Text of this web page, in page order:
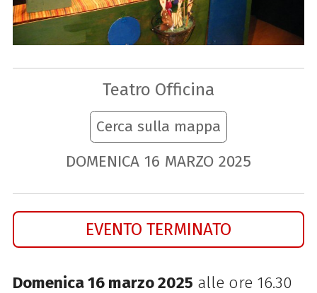
Teatro Officina
Cerca sulla mappa
DOMENICA 16 MARZO 2025
EVENTO TERMINATO
Domenica 16 marzo 2025 alle ore 16.30